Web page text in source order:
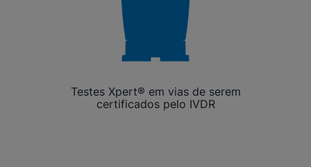
Testes Xpert® em vias de serem
certificados pelo IVDR